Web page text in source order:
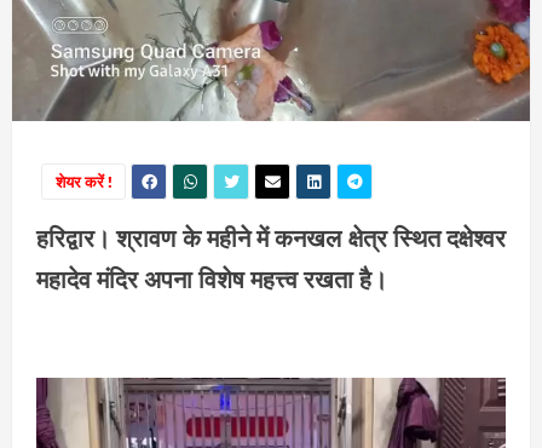
शेयर करें !
हरिद्वार। श्रावण के महीने में कनखल क्षेत्र स्थित दक्षेश्वर
महादेव मंदिर अपना विशेष महत्त्व रखता है।
Video
Player